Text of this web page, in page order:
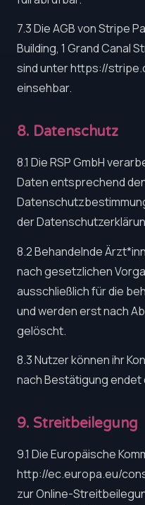
7.3 Die AGB von Stripe
Building, 1 Grand Canal
sind unter https://
einsehbar.
8. Datenschutz
8.1 Die RSP GmbH
Daten entsprechend
der
8.2 Behandelnde
nach gesetzlichen
ausschließlich für die
und werden erst nach
gelöscht.
8.3 Nutzer können ihr
nach Bestätigung
9. Streitbeilegung
9.1 Die Europäische
http://ec.europa.eu/
zur Online-